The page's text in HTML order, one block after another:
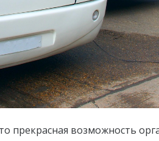
прекрасная возможность